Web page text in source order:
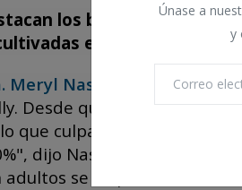
Únase a
y
los beneficios de la
en laboratorio
Nass , fundadora de
Desde que las
que culpaban de ciertas
dijo Nass. "La
se dispararon."